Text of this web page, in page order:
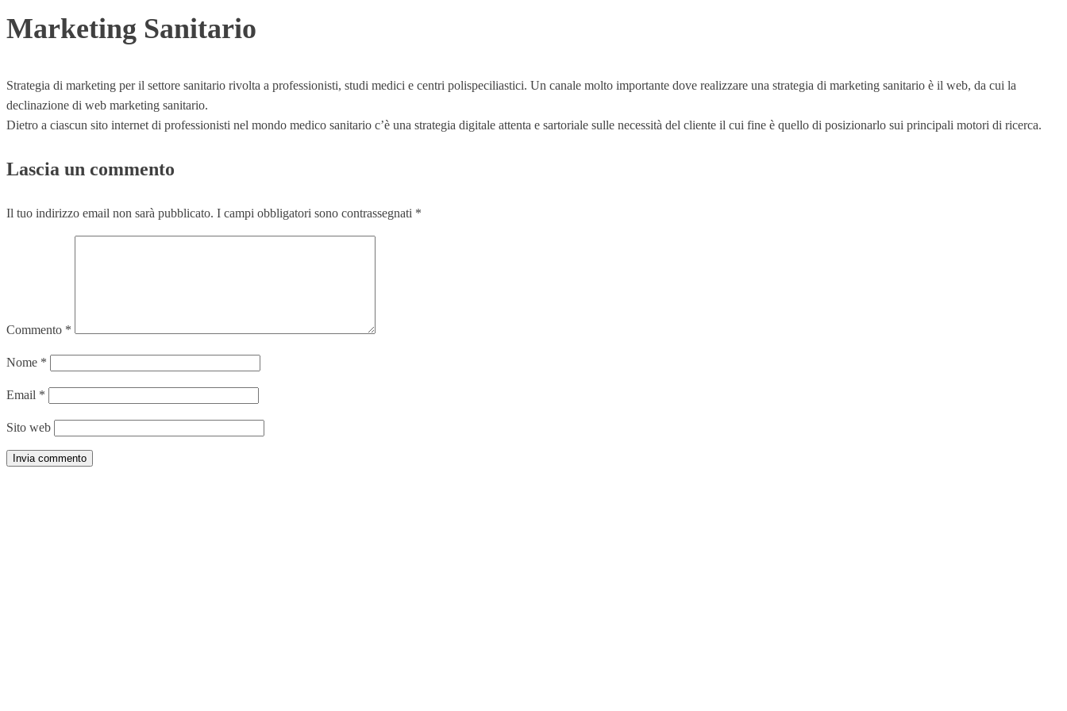
Marketing Sanitario
Strategia di marketing per il settore sanitario rivolta a professionisti, studi medici e centri polispeciliastici. Un canale molto importante dove realizzare una strategia di marketing sanitario è il web, da cui la
declinazione di web marketing sanitario.
Dietro a ciascun sito internet di professionisti nel mondo medico sanitario c’è una strategia digitale attenta e sartoriale sulle necessità del cliente il cui fine è quello di posizionarlo sui principali motori di ricerca.
Lascia un commento
Il tuo indirizzo email non sarà pubblicato. I campi obbligatori sono contrassegnati *
Commento *
Nome *
Email *
Sito web